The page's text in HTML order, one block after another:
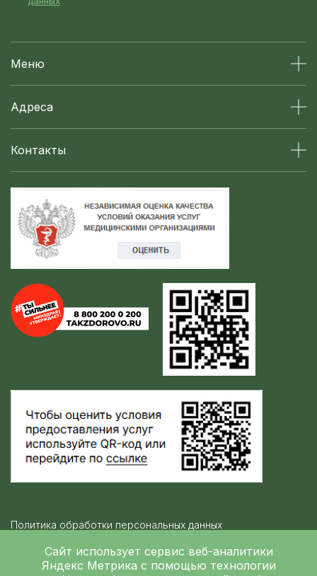
Сайт использует сервис веб-аналитики
Яндекс Метрика с помощью технологии
Меню
Адреса
Контакты
Политика обработки персональных данных